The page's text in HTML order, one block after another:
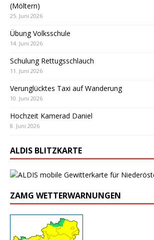
(Möltern)
25. Juni 2026
Übung Volksschule
14. Juni 2026
Schulung Rettugsschlauch
11. Juni 2026
Verunglücktes Taxi auf Wanderung
10. Juni 2026
Hochzeit Kamerad Daniel
8. Juni 2026
ALDIS BLITZKARTE
ZAMG WETTERWARNUNGEN